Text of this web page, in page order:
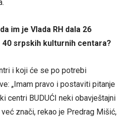
im je Vlada RH dala 26
srpskih kulturnih centara?
i koji će se po potrebi
„Imam pravo i postaviti pitanje
centri BUDUĆI neki obavještajni
znači, rekao je Predrag Mišić,